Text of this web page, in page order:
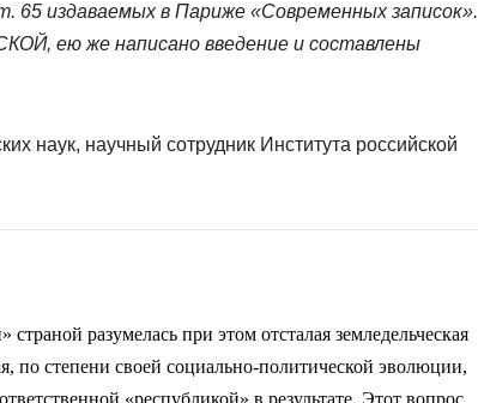
издаваемых в Париже «Современных записок».
ею же написано введение и составлены
наук, научный сотрудник Института российской
разумелась при этом отсталая земледельческая
по степени своей социально-политической эволюции,